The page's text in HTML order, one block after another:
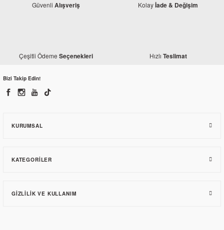
Güvenli Alışveriş Kolayİade & Değişim
Çeşitli Ödeme Seçenekleri Hızlı Teslimat
Bizi Takip Edin!
KURUMSAL
KATEGORILER
GIZLILIK VE KULLANIM